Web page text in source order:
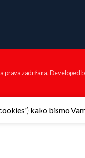
prava zadržana. Developed
kako bismo